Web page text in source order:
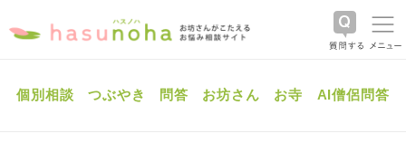
個別相談 つぶやき 問答 お坊さん お寺 AI僧侶問答